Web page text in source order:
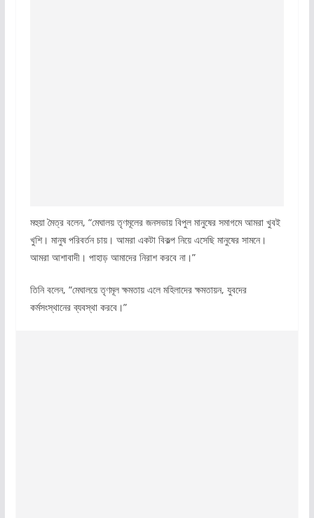
মহুয়া মৈত্র বলেন, “মেঘালয় তৃণমূলের জনসভায় বিপুল মানুষের সমাগমে আমরা খুবই
খুশি। মানুষ পরিবর্তন চায়। আমরা একটা বিকল্প নিয়ে এসেছি মানুষের সামনে।
আমরা আশাবাদী। পাহাড় আমাদের নিরাশ করবে না।”
তিনি বলেন, “মেঘালয়ে তৃণমূল ক্ষমতায় এলে মহিলাদের ক্ষমতায়ন, যুবদের
কর্মসংস্থানের ব্যবস্থা করবে।”